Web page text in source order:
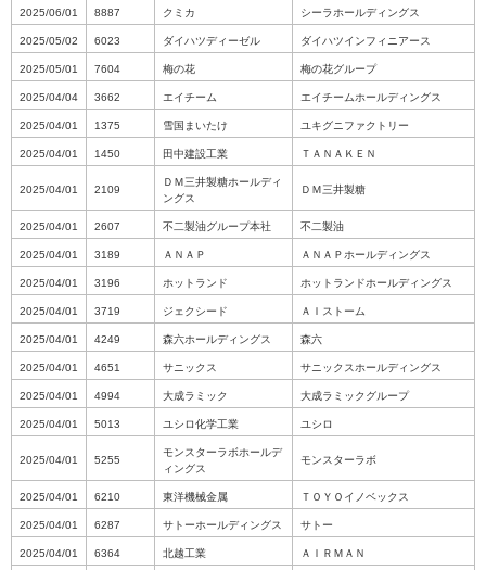
2025/06/01 8887 クミカ シーラホールディングス
2025/05/02 6023 ダイハツディーゼル ダイハツインフィニアース
2025/05/01 7604 梅の花 梅の花グループ
2025/04/04 3662 エイチーム エイチームホールディングス
2025/04/01 1375 雪国まいたけ ユキグニファクトリー
2025/04/01 1450 田中建設工業 ＴＡＮＡＫＥＮ
2025/04/01 2109
ＤＭ三井製糖ホールディ
ングス
ＤＭ三井製糖
2025/04/01 2607 不二製油グループ本社 不二製油
2025/04/01 3189 ＡＮＡＰ ＡＮＡＰホールディングス
2025/04/01 3196 ホットランド ホットランドホールディングス
2025/04/01 3719 ジェクシード ＡＩストーム
2025/04/01 4249 森六ホールディングス 森六
2025/04/01 4651 サニックス サニックスホールディングス
2025/04/01 4994 大成ラミック 大成ラミックグループ
2025/04/01 5013 ユシロ化学工業 ユシロ
2025/04/01 5255
モンスターラボホールデ
ィングス
モンスターラボ
2025/04/01 6210 東洋機械金属 ＴＯＹＯイノベックス
2025/04/01 6287 サトーホールディングス サトー
2025/04/01 6364 北越工業 ＡＩＲＭＡＮ